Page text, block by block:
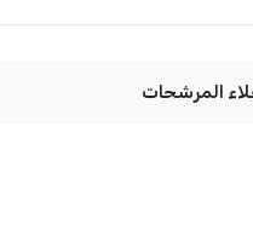
المرشحات